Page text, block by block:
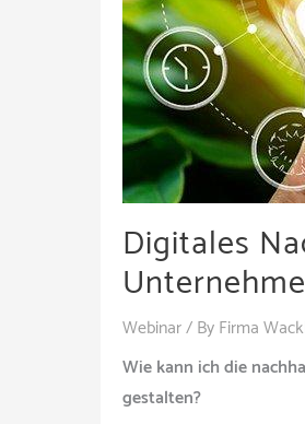
Digitales
Webinar/ ByFirma
Wie kann ich die
gestalten?